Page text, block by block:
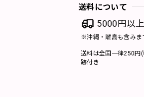
送料について
5000円以
※沖縄・離島も含みま
送料は全国一律250円
跡付き